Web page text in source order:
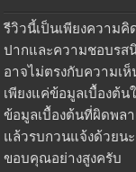
รีวิวนี้เป็นเพียงความคิ
ปากและความชอบรส
อาจไม่ตรงกับความเ
เพียงแค่ข้อมูลเบื้องต้
ข้อมูลเบื้องต้นที่ผิดพล
แล้วรบกวนแจ้งด้วยน
ขอบคุณอย่างสูงครับ